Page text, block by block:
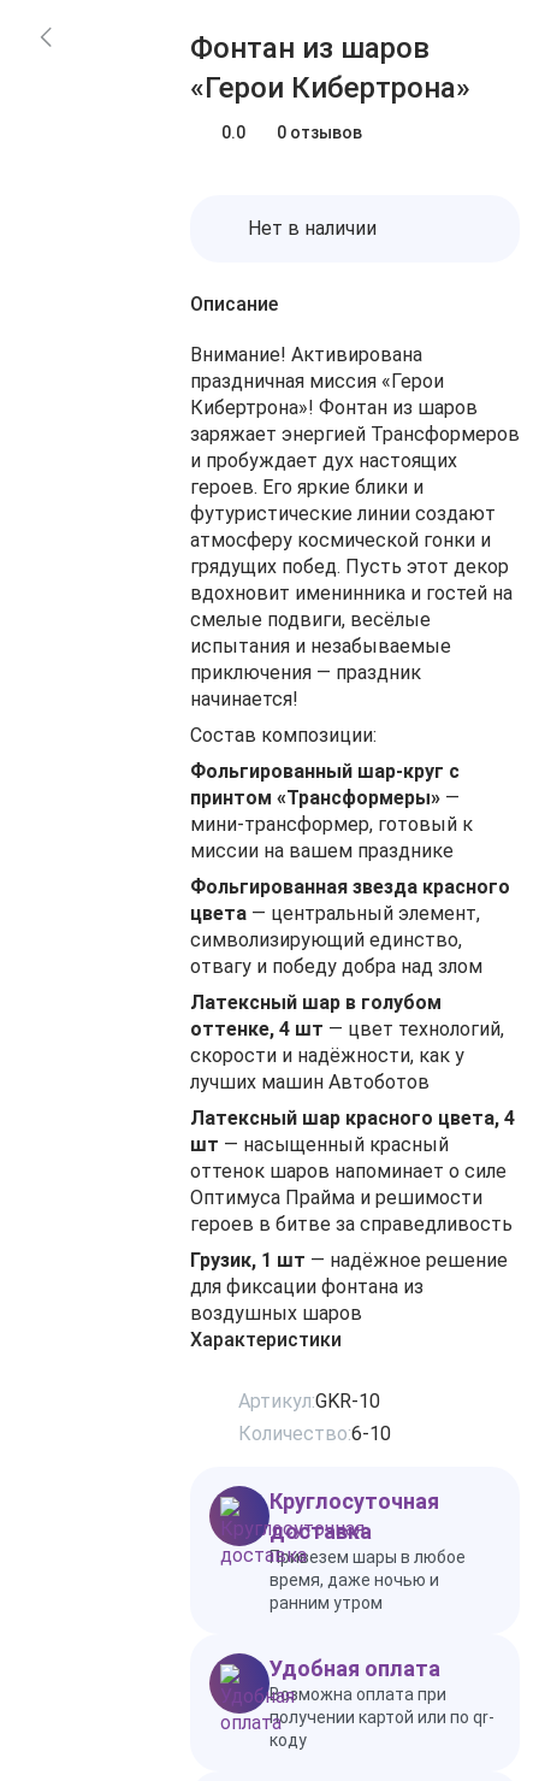
Блог
О нас
Заказы
Фонтан из шаров
«Герои Кибертрона»
0.0 0 отзывов
Нет в наличии
Описание
Внимание! Активирована
праздничная миссия «Герои
Кибертрона»! Фонтан из шаров
заряжает энергией Трансформеров
и пробуждает дух настоящих
героев. Его яркие блики и
футуристические линии создают
атмосферу космической гонки и
грядущих побед. Пусть этот декор
вдохновит именинника и гостей на
смелые подвиги, весёлые
испытания и незабываемые
приключения — праздник
начинается!
Состав композиции:
Фольгированный шар-круг с
принтом «Трансформеры» —
мини‑трансформер, готовый к
миссии на вашем празднике
Фольгированная звезда красного
цвета — центральный элемент,
символизирующий единство,
отвагу и победу добра над злом
Латексный шар в голубом
оттенке, 4 шт — цвет технологий,
скорости и надёжности, как у
лучших машин Автоботов
Латексный шар красного цвета, 4
шт — насыщенный красный
оттенок шаров напоминает о силе
Оптимуса Прайма и решимости
героев в битве за справедливость
Грузик, 1 шт — надёжное решение
для фиксации фонтана из
воздушных шаров
Характеристики
Артикул:GKR-10
Количество:6-10
Круглосуточная
доставка
Привезем шары в любое
время, даже ночью и
ранним утром
Удобная оплата
Возможна оплата при
получении картой или по qr-
коду